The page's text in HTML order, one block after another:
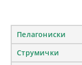
Пелагониски
Струмички